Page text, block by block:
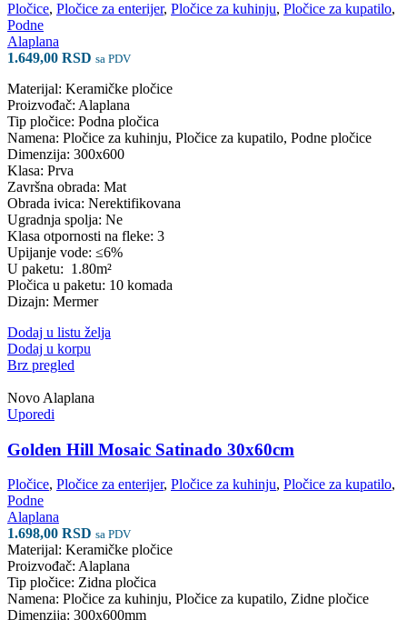
Pločice, Pločice za enterijer, Pločice za kuhinju, Pločice za kupatilo,
Podne
Alaplana
1.649,00 RSD sa PDV
Materijal: Keramičke pločice
Proizvođač: Alaplana
Tip pločice: Podna pločica
Namena: Pločice za kuhinju, Pločice za kupatilo, Podne pločice
Dimenzija: 300x600
Klasa: Prva
Završna obrada: Mat
Obrada ivica: Nerektifikovana
Ugradnja spolja: Ne
Klasa otpornosti na fleke: 3
Upijanje vode: ≤6%
U paketu: 1.80m²
Pločica u paketu: 10 komada
Dizajn: Mermer
Dodaj u listu želja
Dodaj u korpu
Brz pregled
Novo Alaplana
Uporedi
Golden Hill Mosaic Satinado 30x60cm
Pločice, Pločice za enterijer, Pločice za kuhinju, Pločice za kupatilo,
Podne
Alaplana
1.698,00 RSD sa PDV
Materijal: Keramičke pločice
Proizvođač: Alaplana
Tip pločice: Zidna pločica
Namena: Pločice za kuhinju, Pločice za kupatilo, Zidne pločice
Dimenzija: 300x600mm